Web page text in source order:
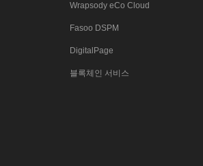
Wrapsody eCo Cloud
Fasoo DSPM
DigitalPage
블록체인 서비스